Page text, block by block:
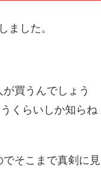
ました。
買うんでしょう
くらいしか知らね
そこまで真剣に見